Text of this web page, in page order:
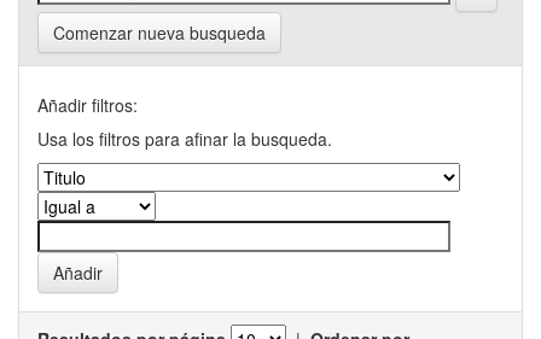
Comenzar nueva busqueda
Añadir filtros:
Usa los filtros para afinar la busqueda.